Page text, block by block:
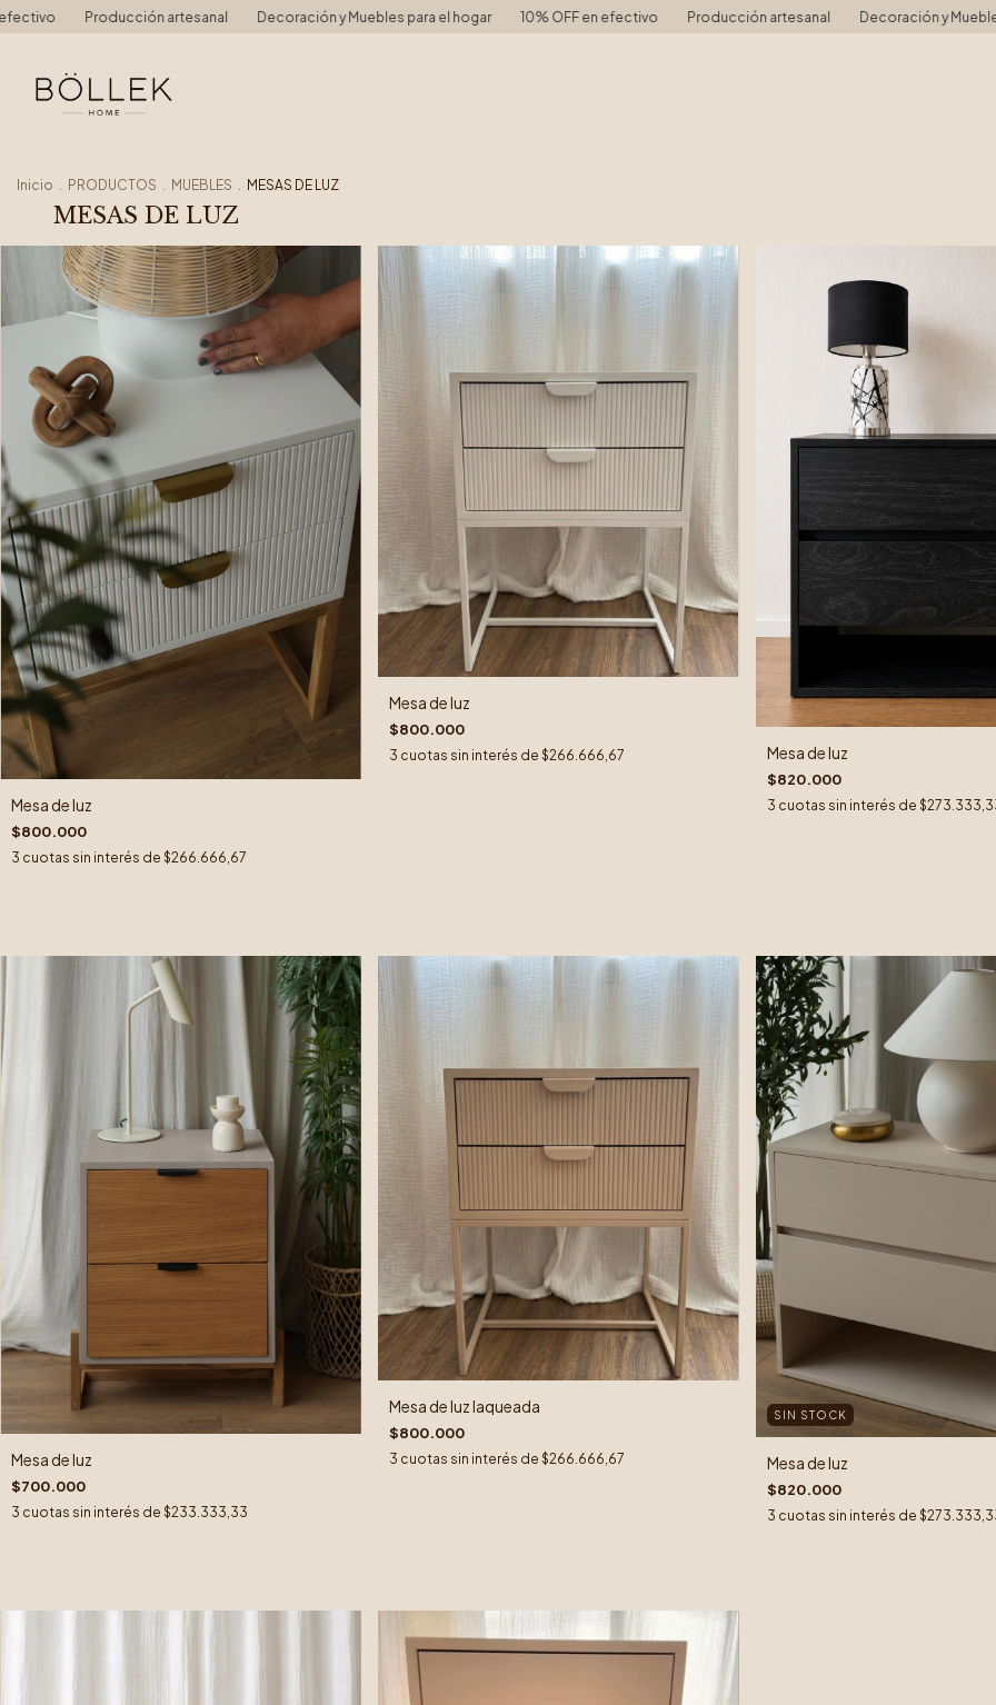
artesanal Decoración y Muebles para el hogar 10% OFF en efectivo Producción artesanal Decoración y Muebles para el hogar
Inicio . PRODUCTOS . MUEBLES . MESAS DE LUZ
MESAS DE LUZ
Mesa de luz
$800.000
3 cuotas sin interés de $266.666,67
Mesa de luz
$800.000
3 cuotas sin interés de $266.666,67 Mesa de luz
$820.000
3 cuotas sin interés de
Mesa de luz
$700.000
3 cuotas sin interés de $233.333,33
Mesa de luz laqueada
$800.000
3 cuotas sin interés de $266.666,67
SIN STOCK
Mesa de luz
$820.000
3 cuotas sin interés de